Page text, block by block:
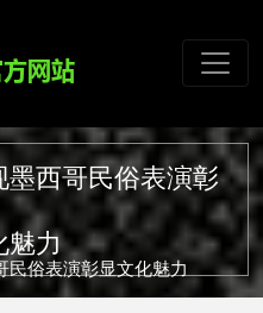
西哥民俗表演彰
魅力
俗表演彰显文化魅力